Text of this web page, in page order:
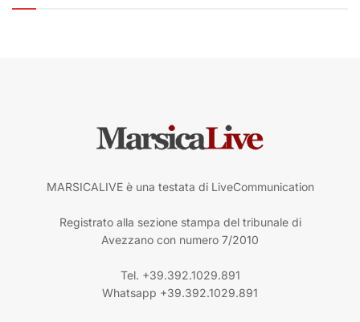
MARSICALIVE è una testata di LiveCommunication
Registrato alla sezione stampa del tribunale di
Avezzano con numero 7/2010
Tel. +39.392.1029.891
Whatsapp +39.392.1029.891